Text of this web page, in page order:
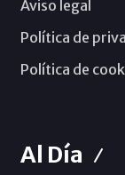
Aviso legal
Política de
Política de
Al Día